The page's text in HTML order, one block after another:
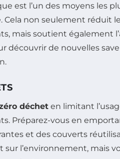
est l’un des moyens les
Cela non seulement réduit
mais soutient également
découvrir de nouvelles
déchet en limitant
Préparez-vous en
et des couverts
l’environnement, mais